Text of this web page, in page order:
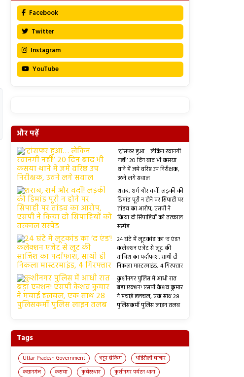
Facebook
Twitter
Instagram
YouTube
और पढ़ें
‘ट्रांसफर हुआ… लेकिन रवानगी
नहीं!’ 20 दिन बाद भी कसया
थाने में जमे वरिष्ठ उप निरीक्षक,
उठने लगे सवाल
शराब, शर्म और वर्दी! लड़की की
डिमांड पूरी न होने पर सिपाही पर
तांडव का आरोप, एसपी ने
किया दो सिपाहियों को तत्काल
सस्पेंड
24 घंटे में लूटकांड का ‘द एंड’!
कलेक्शन एजेंट से लूट की
साजिश का पर्दाफाश, साथी ही
निकला मास्टरमाइंड, 4 गिरफ्तार
कुशीनगर पुलिस में आधी रात
बड़ा एक्शन! एसपी केशव कुमार
ने मचाई हलचल, एक साथ 28
पुलिसकर्मी पुलिस लाइन तलब
Tags
Uttar Pradesh Government अड्डा ब्रेकिंग
अहिरौली बाजार
कप्तानगंज
कसया कुबेरस्थान
कुशीनगर पर्यटन थाना